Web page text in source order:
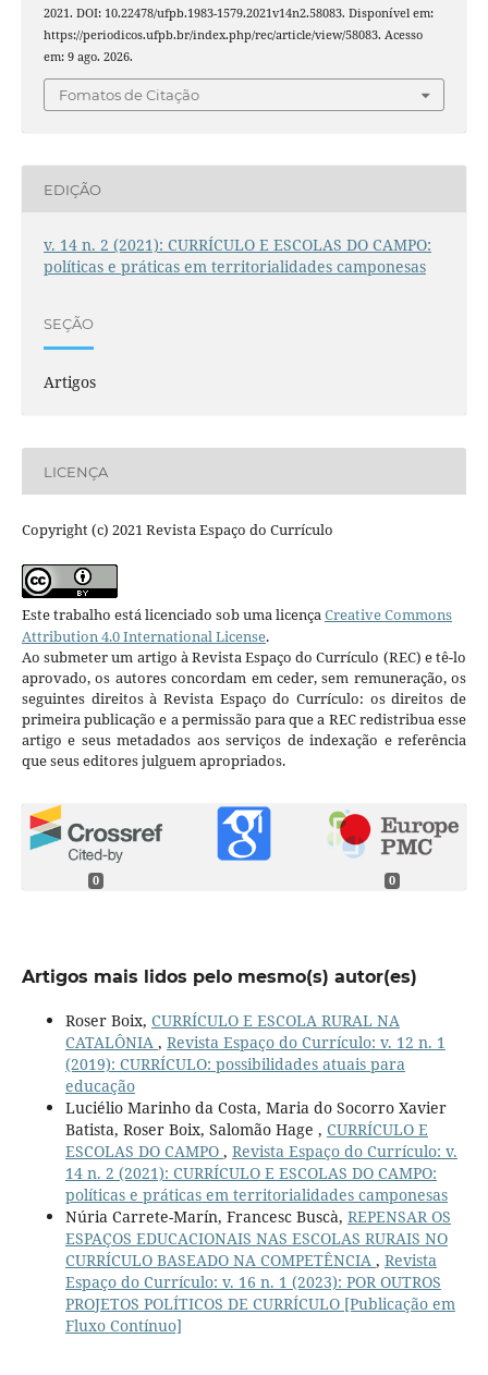
2021. DOI: 10.22478/ufpb.1983-1579.2021v14n2.58083. Disponível em:
https://periodicos.ufpb.br/index.php/rec/article/view/58083. Acesso
em: 9 ago. 2026.
Fomatos de Citação
EDIÇÃO
v. 14 n. 2 (2021): CURRÍCULO E ESCOLAS DO CAMPO:
políticas e práticas em territorialidades camponesas
SEÇÃO
Artigos
LICENÇA
Copyright (c) 2021 Revista Espaço do Currículo
Este trabalho está licenciado sob uma licençaCreative Commons
Attribution 4.0 International License.
Ao submeter um artigo à Revista Espaço do Currículo (REC) e tê-lo
aprovado, os autores concordam em ceder, sem remuneração, os
seguintes direitos à Revista Espaço do Currículo: os direitos de
primeira publicação e a permissão para que a REC redistribua esse
artigo e seus metadados aos serviços de indexação e referência
que seus editores julguem apropriados.
0 0
Artigos mais lidos pelo mesmo(s) autor(es)
Roser Boix, CURRÍCULO E ESCOLA RURAL NA
CATALÔNIA , Revista Espaço do Currículo: v. 12 n. 1
(2019): CURRÍCULO: possibilidades atuais para
educação
Luciélio Marinho da Costa, Maria do Socorro Xavier
Batista, Roser Boix, Salomão Hage , CURRÍCULO E
ESCOLAS DO CAMPO , Revista Espaço do Currículo: v.
14 n. 2 (2021): CURRÍCULO E ESCOLAS DO CAMPO:
políticas e práticas em territorialidades camponesas
Núria Carrete-Marín, Francesc Buscà, REPENSAR OS
ESPAÇOS EDUCACIONAIS NAS ESCOLAS RURAIS NO
CURRÍCULO BASEADO NA COMPETÊNCIA , Revista
Espaço do Currículo: v. 16 n. 1 (2023): POR OUTROS
PROJETOS POLÍTICOS DE CURRÍCULO [Publicação em
Fluxo Contínuo]